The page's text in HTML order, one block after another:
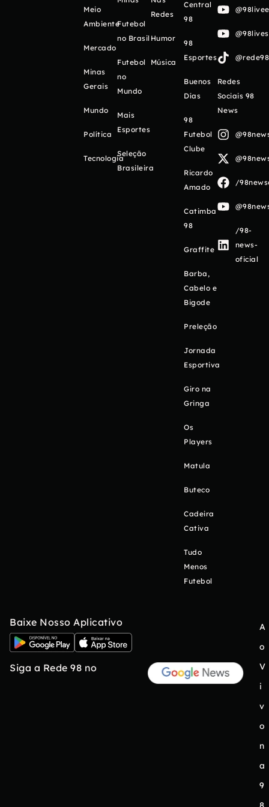
Meio
Ambiente
Mercado
Minas
Gerais
Mundo
Política
Tecnologia
Futebol
no Brasil
Futebol
no
Mundo
Mais
Esportes
Seleção
Brasileira
Redes
Humor
Música
Central
98
98
Esportes
Buenos
Días
98
Futebol
Clube
Ricardo
Amado
Catimba
98
Graffite
Barba,
Cabelo e
Bigode
Preleção
Jornada
Esportiva
Giro na
Gringa
Os
Players
Matula
Buteco
Cadeira
Cativa
Tudo
Menos
Futebol
Redes
Sociais 98
News
/
/98-
news-
oficial
Baixe Nosso Aplicativo
Siga a Rede 98 no
A
o
V
i
v
o
n
a
9